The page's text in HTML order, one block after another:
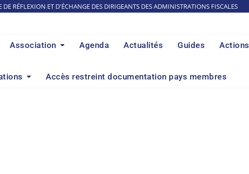
DE RÉFLEXION ET D'ÉCHANGE DES DIRIGEANTS DES ADMINISTRATIONS FISCALES
Association Agenda Actualités Guides Actions
Accès restreint documentation pays membres